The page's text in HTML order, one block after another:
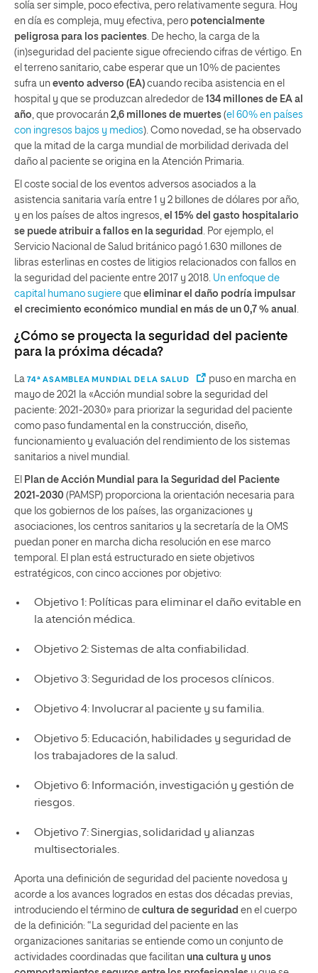
solía ser simple, poco efectiva, pero relativamente segura. Hoy
en día es compleja, muy efectiva, pero potencialmente
peligrosa para los pacientes. De hecho, la carga de la
(in)seguridad del paciente sigue ofreciendo cifras de vértigo. En
el terreno sanitario, cabe esperar que un 10% de pacientes
sufra un evento adverso (EA) cuando reciba asistencia en el
hospital y que se produzcan alrededor de 134 millones de EA al
año, que provocarán 2,6 millones de muertes (el 60% en países
con ingresos bajos y medios). Como novedad, se ha observado
que la mitad de la carga mundial de morbilidad derivada del
daño al paciente se origina en la Atención Primaria.
El coste social de los eventos adversos asociados a la
asistencia sanitaria varía entre 1 y 2 billones de dólares por año,
y en los países de altos ingresos, el 15% del gasto hospitalario
se puede atribuir a fallos en la seguridad . Por ejemplo, el
Servicio Nacional de Salud británico pagó 1.630 millones de
libras esterlinas en costes de litigios relacionados con fallos en
la seguridad del paciente entre 2017 y 2018. Un enfoque de
capital humano sugiere que eliminar el daño podría impulsar
el crecimiento económico mundial en más de un 0,7 % anual .
¿Cómo se proyecta la seguridad del paciente
para la próxima década?
La 74ª ASAMBLEA MUNDIAL DE LA SALUD
puso en marcha en
mayo de 2021 la «Acción mundial sobre la seguridad del
paciente: 2021-2030» para priorizar la seguridad del paciente
como paso fundamental en la construcción, diseño,
funcionamiento y evaluación del rendimiento de los sistemas
sanitarios a nivel mundial.
El Plan de Acción Mundial para la Seguridad del Paciente
2021-2030 (PAMSP) proporciona la orientación necesaria para
que los gobiernos de los países, las organizaciones y
asociaciones, los centros sanitarios y la secretaría de la OMS
puedan poner en marcha dicha resolución en ese marco
temporal. El plan está estructurado en siete objetivos
estratégicos, con cinco acciones por objetivo:
Objetivo 1: Políticas para eliminar el daño evitable en
la atención médica.
Objetivo 2: Sistemas de alta confiabilidad.
Objetivo 3: Seguridad de los procesos clínicos.
Objetivo 4: Involucrar al paciente y su familia.
Objetivo 5: Educación, habilidades y seguridad de
los trabajadores de la salud.
Objetivo 6: Información, investigación y gestión de
riesgos.
Objetivo 7: Sinergias, solidaridad y alianzas
multisectoriales.
Aporta una definición de seguridad del paciente novedosa y
acorde a los avances logrados en estas dos décadas previas,
introduciendo el término de cultura de seguridad en el cuerpo
de la definición: “La seguridad del paciente en las
organizaciones sanitarias se entiende como un conjunto de
actividades coordinadas que facilitan una cultura y unos